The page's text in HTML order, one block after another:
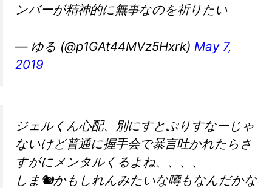
ンバーが精神的に無事なのを祈りたい
— ゆる (@p1GAt44MVz5Hxrk) May 7,
2019
ジェルくん心配、別にすとぷりすなーじゃ
ないけど普通に握手会で暴言吐かれたらさ
すがにメンタルくるよね、、、、
しま🐿かもしれんみたいな噂もなんだかな